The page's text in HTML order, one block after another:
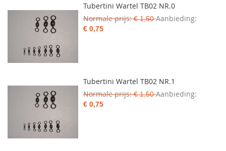
Tubertini Wartel TB02 NR.0
Normale prijs € 1,50 Aanbieding
€ 0,75
Tubertini Wartel TB02 NR.1
Normale prijs € 1,50 Aanbieding
€ 0,75